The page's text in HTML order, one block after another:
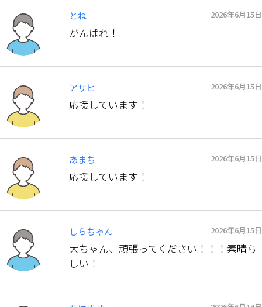
とね 2026年6月15日
がんばれ！
アサヒ 2026年6月15日
応援しています！
あまち 2026年6月15日
応援しています！
しらちゃん 2026年6月15日
大ちゃん、頑張ってください！！！素晴ら
しい！